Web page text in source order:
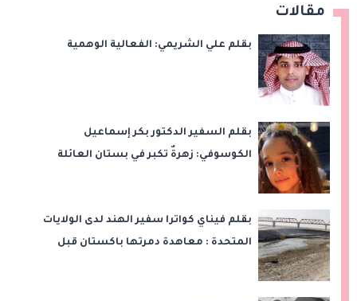
مقالات
بقلم علي الشريمي: الفعالية الوهمية
بقلم السفير الدكتور بكر إسماعيل
الكوسوفي: زهرةٌ تكبر في بستان العائلة
بقلم فيناي كواترا سفير الهند لدى الولايات
المتحدة : معاهدة دمرتها باكستان قبل